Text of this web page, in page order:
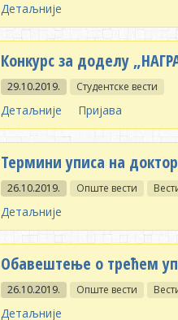
Детаљније
Конкурс за доделу
29.10.2019. Студентске вести
Детаљније Пријава
Термини уписа на
26.10.2019. Опште вести
Детаљније
Обавештење о трећем
26.10.2019. Опште вести
Детаљније